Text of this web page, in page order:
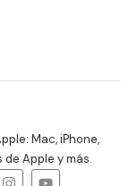
Mac, iPhone,
de Apple y más.